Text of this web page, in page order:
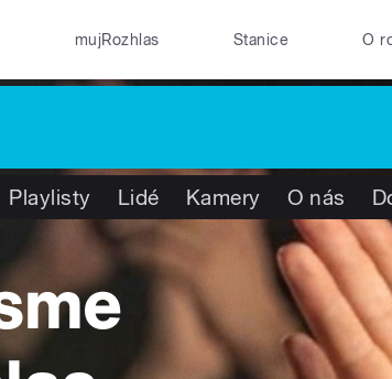
mujRozhlas Stanice O
Playlisty Lidé Kamery O nás